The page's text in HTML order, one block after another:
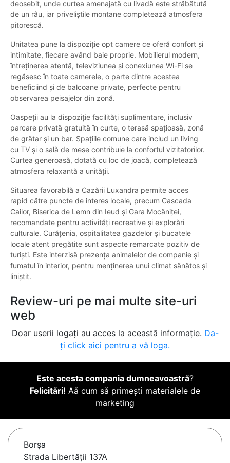
deosebit, unde curtea amenajată cu livadă este străbătută
de un râu, iar priveliștile montane completează atmosfera
pitorescă.
Unitatea pune la dispoziție opt camere ce oferă confort și
intimitate, fiecare având baie proprie. Mobilierul modern,
întreținerea atentă, televiziunea și conexiunea Wi-Fi se
regăsesc în toate camerele, o parte dintre acestea
beneficiind și de balcoane private, perfecte pentru
observarea peisajelor din zonă.
Oaspeții au la dispoziție facilități suplimentare, inclusiv
parcare privată gratuită în curte, o terasă spațioasă, zonă
de grătar și un bar. Spațiile comune care includ un living
cu TV și o sală de mese contribuie la confortul vizitatorilor.
Curtea generoasă, dotată cu loc de joacă, completează
atmosfera relaxantă a unității.
Situarea favorabilă a Cazării Luxandra permite acces
rapid către puncte de interes locale, precum Cascada
Cailor, Biserica de Lemn din Ieud și Gara Mocăniței,
recomandate pentru activități recreative și explorări
culturale. Curățenia, ospitalitatea gazdelor și bucatele
locale atent pregătite sunt aspecte remarcate pozitiv de
turiști. Este interzisă prezența animalelor de companie și
fumatul în interior, pentru menținerea unui climat sănătos și
liniștit.
Review-uri pe mai multe site-uri
web
Doar userii logați au acces la această informație. Da-
ți click aici pentru a vă loga.
Este acesta compania dumneavoastră?
Felicitări! Aă cum să primești materialele de
marketing
Borşa
Strada Libertății 137A